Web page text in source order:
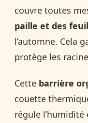
couvre toutes
paille et des
l’automne. Cela
protège les
Cette barrière
couette
régule l’humidité